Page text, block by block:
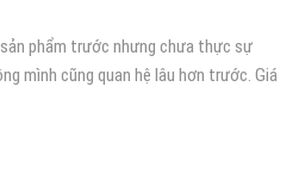
phẩm trước nhưng chưa thực sự
mình cũng quan hệ lâu hơn trước. Giá